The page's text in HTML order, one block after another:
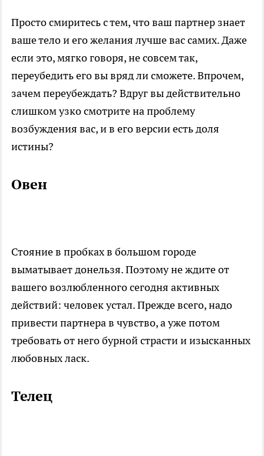
Просто смиритесь с тем, что ваш партнер знает
ваше тело и его желания лучше вас самих. Даже
если это, мягко говоря, не совсем так,
переубедить его вы вряд ли сможете. Впрочем,
зачем переубеждать? Вдруг вы действительно
слишком узко смотрите на проблему
возбуждения вас, и в его версии есть доля
истины?
Овен
Стояние в пробках в большом городе
выматывает донельзя. Поэтому не ждите от
вашего возлюбленного сегодня активных
действий: человек устал. Прежде всего, надо
привести партнера в чувство, а уже потом
требовать от него бурной страсти и изысканных
любовных ласк.
Телец